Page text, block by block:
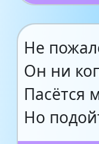
Не
Он ни
Пасётся
Но